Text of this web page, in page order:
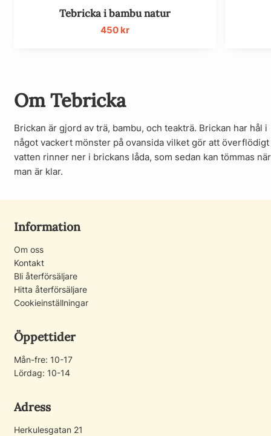
Tebricka i bambu natur
450 kr
Om Tebricka
Brickan är gjord av trä, bambu, och teakträ. Brickan har hål i
något vackert mönster på ovansida vilket gör att överflödigt
vatten rinner ner i brickans låda, som sedan kan tömmas när
man är klar.
Information
Om oss
Kontakt
Bli återförsäljare
Hitta återförsäljare
Cookieinställningar
Öppettider
Mån-fre: 10-17
Lördag: 10-14
Adress
Herkulesgatan 21